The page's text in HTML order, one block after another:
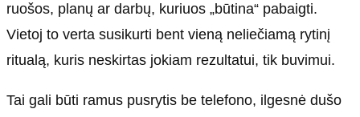
ruošos, planų ar darbų, kuriuos „būtina“ pabaigti.
Vietoj to verta susikurti bent vieną neliečiamą rytinį
ritualą, kuris neskirtas jokiam rezultatui, tik buvimui.
Tai gali būti ramus pusrytis be telefono, ilgesnė dušo